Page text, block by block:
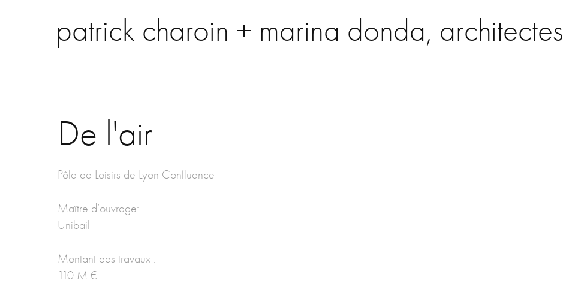
patrick charoin + marina donda, architectes
De l'air
Pôle de Loisirs de Lyon Confluence
Maître d’ouvrage:
Unibail
Montant des travaux :
110 M €